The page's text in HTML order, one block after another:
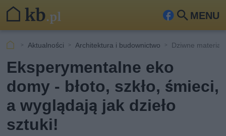
MENU
Fa
ook
Szu
kaj
Aktualności Architektura i budownictwo Dziwne
Eksperymentalne eko
domy - błoto, szkło, śmieci,
a wyglądają jak dzieło
sztuki!